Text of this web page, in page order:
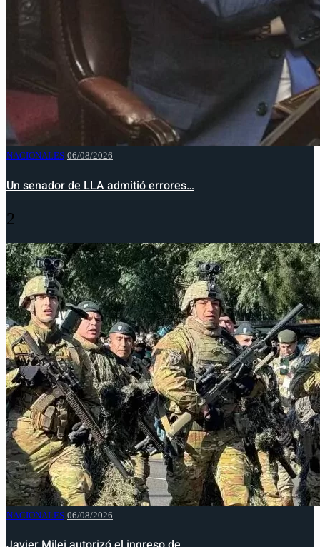
NACIONALES 06/08/2026
Un senador de LLA admitió errores…
2
NACIONALES 06/08/2026